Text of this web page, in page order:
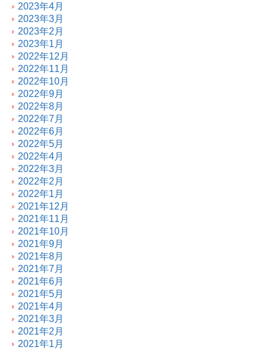
2023年4月
2023年3月
2023年2月
2023年1月
2022年12月
2022年11月
2022年10月
2022年9月
2022年8月
2022年7月
2022年6月
2022年5月
2022年4月
2022年3月
2022年2月
2022年1月
2021年12月
2021年11月
2021年10月
2021年9月
2021年8月
2021年7月
2021年6月
2021年5月
2021年4月
2021年3月
2021年2月
2021年1月